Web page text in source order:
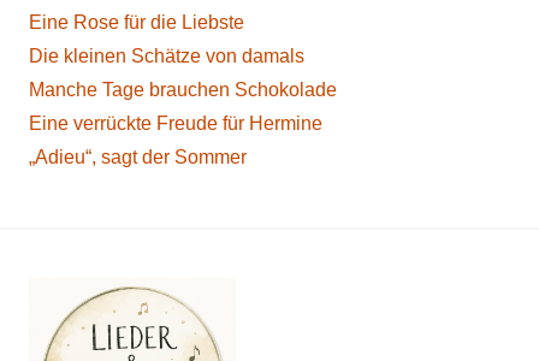
Eine Rose für die Liebste
Die kleinen Schätze von damals
Manche Tage brauchen Schokolade
Eine verrückte Freude für Hermine
„Adieu“, sagt der Sommer